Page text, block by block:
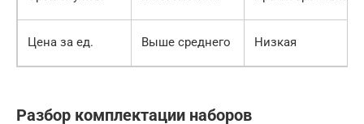
Цена за ед. Выше среднего Низкая
Разбор комплектации наборов